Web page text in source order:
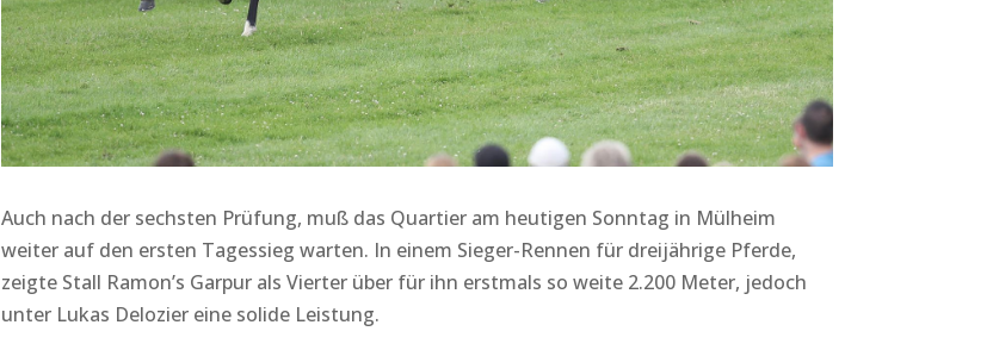
Auch nach der sechsten Prüfung, muß das Quartier am heutigen Sonntag in Mülheim
weiter auf den ersten Tagessieg warten. In einem Sieger-Rennen für dreijährige Pferde,
zeigte Stall Ramon’s Garpur als Vierter über für ihn erstmals so weite 2.200 Meter, jedoch
unter Lukas Delozier eine solide Leistung.